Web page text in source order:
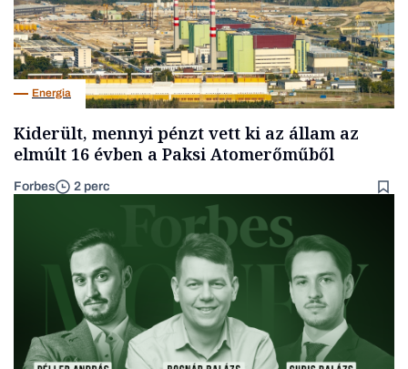
Energia
Kiderült, mennyi pénzt vett ki az állam az
elmúlt 16 évben a Paksi Atomerőműből
Forbes 2 perc